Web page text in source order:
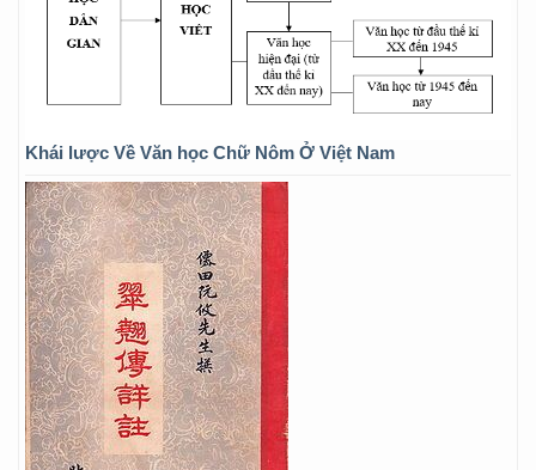
Khái lược Về Văn học Chữ Nôm Ở Việt Nam